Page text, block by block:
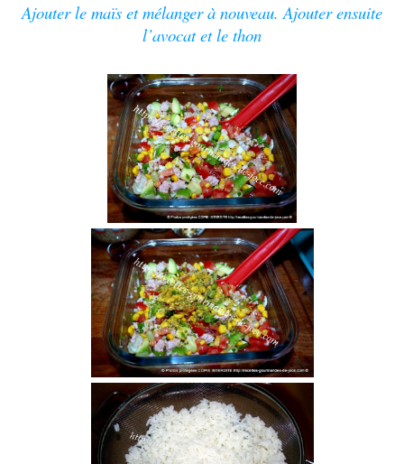
Ajouter le maïs et mélanger à nouveau. Ajouter ensuite
l’avocat et le thon